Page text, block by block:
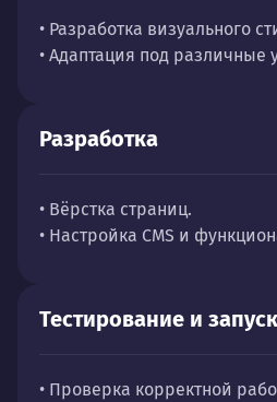
• Разработка визуального
• Адаптация под различные
Разработка
• Вёрстка страниц.
• Настройка CMS и
Тестирование и запуск
• Проверка корректной